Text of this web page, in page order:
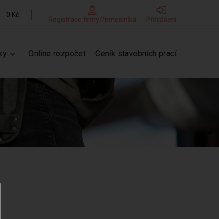
0 Kč
Registrace firmy/řemeslníka Přihlášení
Online rozpočet Ceník stavebních prací